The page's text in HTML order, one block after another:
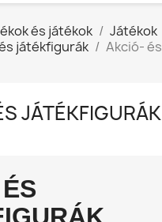
és játékok Játékok
játékfigurák
Akció- és
JÁTÉKFIGURÁK